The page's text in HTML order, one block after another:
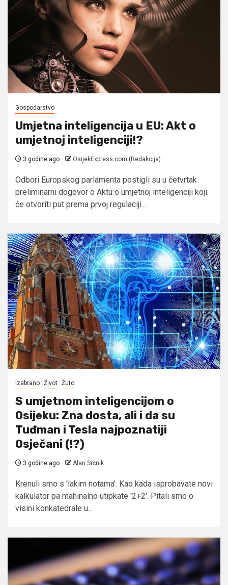
Gospodarstvo
Umjetna inteligencija u EU: Akt o
umjetnoj inteligenciji!?
3 godine ago OsijekExpress.com (Redakcija)
Odbori Europskog parlamenta postigli su u četvrtak
preliminarni dogovor o Aktu o umjetnoj inteligenciji koji
će otvoriti put prema prvoj regulaciji...
Izabrano Život Žuto
S umjetnom inteligencijom o
Osijeku: Zna dosta, ali i da su
Tuđman i Tesla najpoznatiji
Osječani (!?)
3 godine ago Alan Srčnik
Krenuli smo s 'lakim notama'. Kao kada isprobavate novi
kalkulator pa mahinalno utipkate '2+2'. Pitali smo o
visini konkatedrale u...